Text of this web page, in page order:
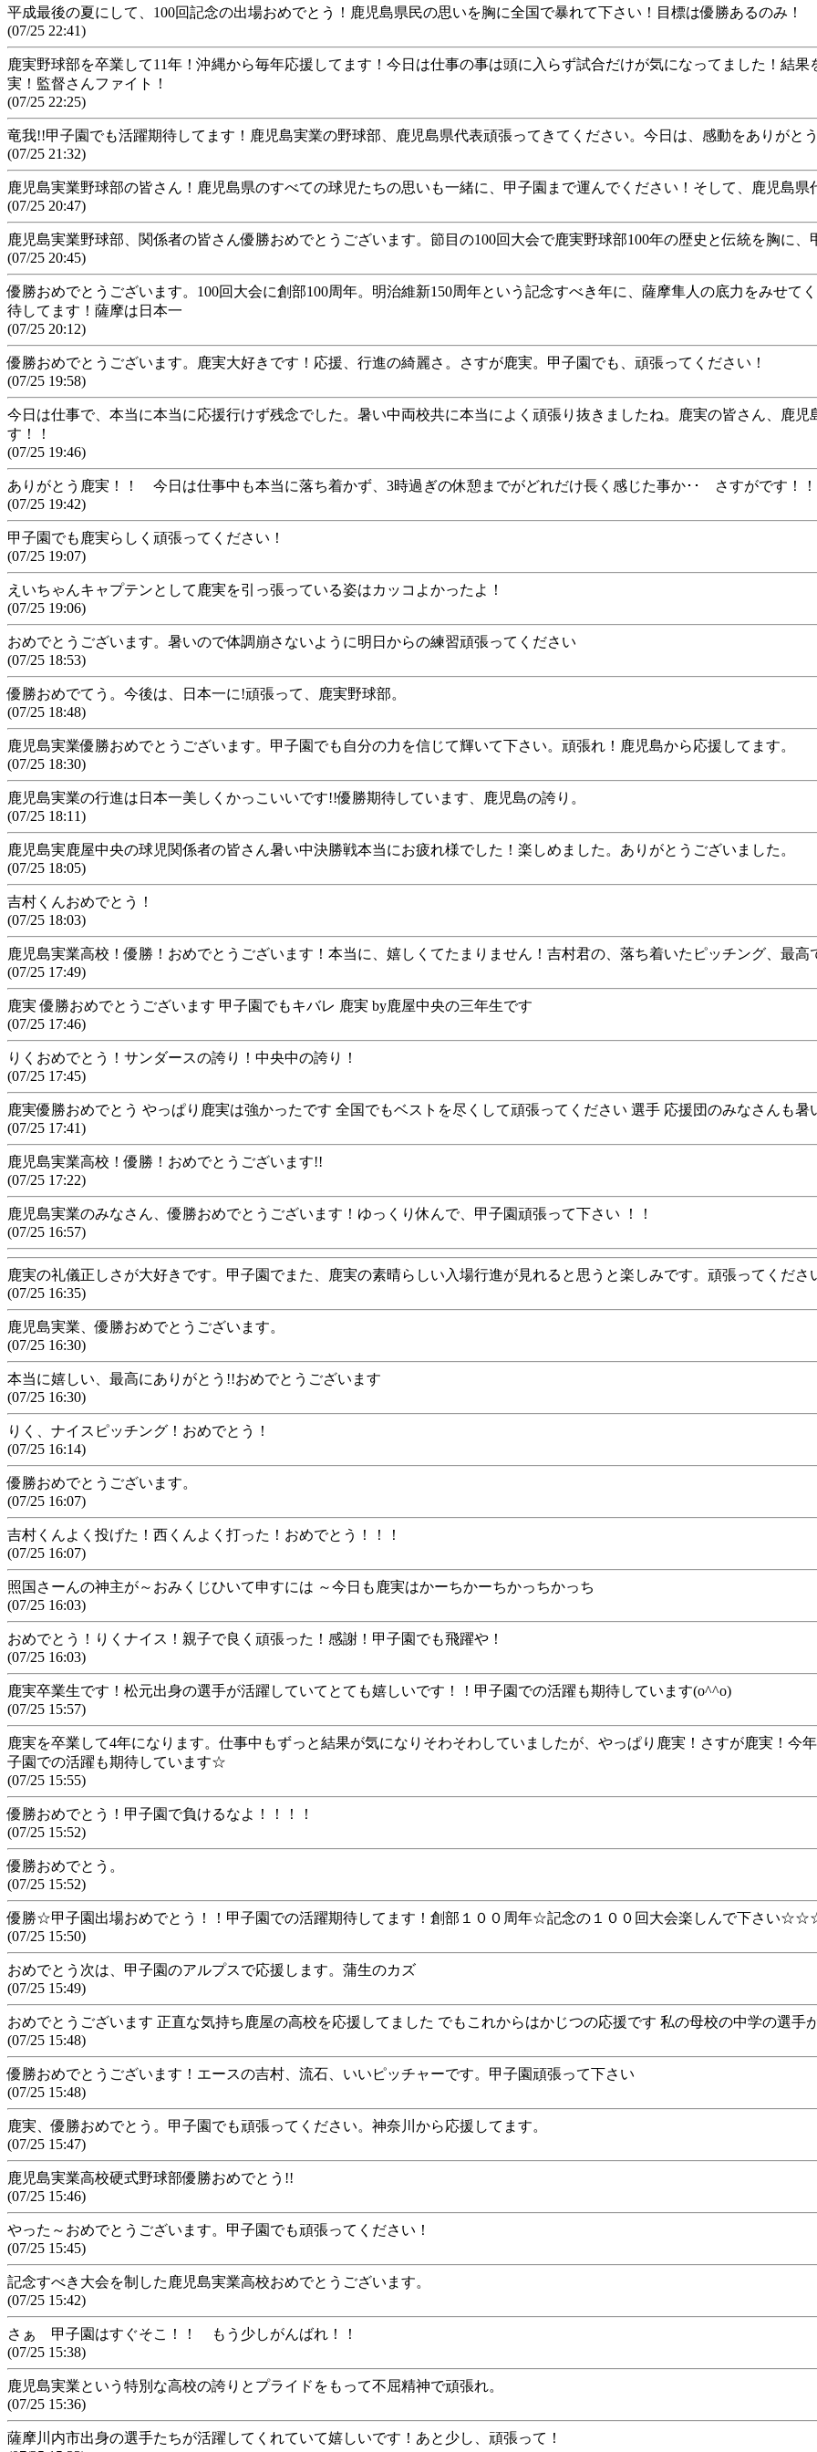
平成最後の夏にして、100回記念の出場おめでとう！鹿児島県民の思いを胸に全国で暴れて下さい！目標は優勝あるのみ！
(07/25 22:41)
鹿実野球部を卒業して11年！沖縄から毎年応援してます！今日は仕事の事は頭に入らず試合だけが気になってました！結
実！監督さんファイト！
(07/25 22:25)
竜我!!甲子園でも活躍期待してます！鹿児島実業の野球部、鹿児島県代表頑張ってきてください。今日は、感動をありがとう
(07/25 21:32)
鹿児島実業野球部の皆さん！鹿児島県のすべての球児たちの思いも一緒に、甲子園まで運んでください！そして、鹿児島県
(07/25 20:47)
鹿児島実業野球部、関係者の皆さん優勝おめでとうございます。節目の100回大会で鹿実野球部100年の歴史と伝統を胸に、
(07/25 20:45)
優勝おめでとうございます。100回大会に創部100周年。明治維新150周年という記念すべき年に、薩摩隼人の底力をみせて
待してます！薩摩は日本一
(07/25 20:12)
優勝おめでとうございます。鹿実大好きです！応援、行進の綺麗さ。さすが鹿実。甲子園でも、頑張ってください！
(07/25 19:58)
今日は仕事で、本当に本当に応援行けず残念でした。暑い中両校共に本当によく頑張り抜きましたね。鹿実の皆さん、鹿
す！！
(07/25 19:46)
ありがとう鹿実！！ 今日は仕事中も本当に落ち着かず、3時過ぎの休憩までがどれだけ長く感じた事か･･ さすがです！！
(07/25 19:42)
甲子園でも鹿実らしく頑張ってください！
(07/25 19:07)
えいちゃんキャプテンとして鹿実を引っ張っている姿はカッコよかったよ！
(07/25 19:06)
おめでとうございます。暑いので体調崩さないように明日からの練習頑張ってください
(07/25 18:53)
優勝おめでてう。今後は、日本一に!頑張って、鹿実野球部。
(07/25 18:48)
鹿児島実業優勝おめでとうございます。甲子園でも自分の力を信じて輝いて下さい。頑張れ！鹿児島から応援してます。
(07/25 18:30)
鹿児島実業の行進は日本一美しくかっこいいです!!優勝期待しています、鹿児島の誇り。
(07/25 18:11)
鹿児島実鹿屋中央の球児関係者の皆さん暑い中決勝戦本当にお疲れ様でした！楽しめました。ありがとうございました。
(07/25 18:05)
吉村くんおめでとう！
(07/25 18:03)
鹿児島実業高校！優勝！おめでとうございます！本当に、嬉しくてたまりません！吉村君の、落ち着いたピッチング、最高
(07/25 17:49)
鹿実 優勝おめでとうございます 甲子園でもキバレ 鹿実 by鹿屋中央の三年生です
(07/25 17:46)
りくおめでとう！サンダースの誇り！中央中の誇り！
(07/25 17:45)
鹿実優勝おめでとう やっぱり鹿実は強かったです 全国でもベストを尽くして頑張ってください 選手 応援団のみなさんも
(07/25 17:41)
鹿児島実業高校！優勝！おめでとうございます!!
(07/25 17:22)
鹿児島実業のみなさん、優勝おめでとうございます！ゆっくり休んで、甲子園頑張って下さい ！！
(07/25 16:57)
鹿実の礼儀正しさが大好きです。甲子園でまた、鹿実の素晴らしい入場行進が見れると思うと楽しみです。頑張ってくださ
(07/25 16:35)
鹿児島実業、優勝おめでとうございます。
(07/25 16:30)
本当に嬉しい、最高にありがとう!!おめでとうございます
(07/25 16:30)
りく、ナイスピッチング！おめでとう！
(07/25 16:14)
優勝おめでとうございます。
(07/25 16:07)
吉村くんよく投げた！西くんよく打った！おめでとう！！！
(07/25 16:07)
照国さーんの神主が～おみくじひいて申すには ～今日も鹿実はかーちかーちかっちかっち
(07/25 16:03)
おめでとう！りくナイス！親子で良く頑張った！感謝！甲子園でも飛躍や！
(07/25 16:03)
鹿実卒業生です！松元出身の選手が活躍していてとても嬉しいです！！甲子園での活躍も期待しています(o^^o)
(07/25 15:57)
鹿実を卒業して4年になります。仕事中もずっと結果が気になりそわそわしていましたが、やっぱり鹿実！さすが鹿実！今
子園での活躍も期待しています☆
(07/25 15:55)
優勝おめでとう！甲子園で負けるなよ！！！！
(07/25 15:52)
優勝おめでとう。
(07/25 15:52)
優勝☆甲子園出場おめでとう！！甲子園での活躍期待してます！創部１００周年☆記念の１００回大会楽しんで下さい
(07/25 15:50)
おめでとう次は、甲子園のアルプスで応援します。蒲生のカズ
(07/25 15:49)
おめでとうございます 正直な気持ち鹿屋の高校を応援してました でもこれからはかじつの応援です 私の母校の中学の選手
(07/25 15:48)
優勝おめでとうございます！エースの吉村、流石、いいピッチャーです。甲子園頑張って下さい
(07/25 15:48)
鹿実、優勝おめでとう。甲子園でも頑張ってください。神奈川から応援してます。
(07/25 15:47)
鹿児島実業高校硬式野球部優勝おめでとう!!
(07/25 15:46)
やった～おめでとうございます。甲子園でも頑張ってください！
(07/25 15:45)
記念すべき大会を制した鹿児島実業高校おめでとうございます。
(07/25 15:42)
さぁ 甲子園はすぐそこ！！ もう少しがんばれ！！
(07/25 15:38)
鹿児島実業という特別な高校の誇りとプライドをもって不屈精神で頑張れ。
(07/25 15:36)
薩摩川内市出身の選手たちが活躍してくれていて嬉しいです！あと少し、頑張って！